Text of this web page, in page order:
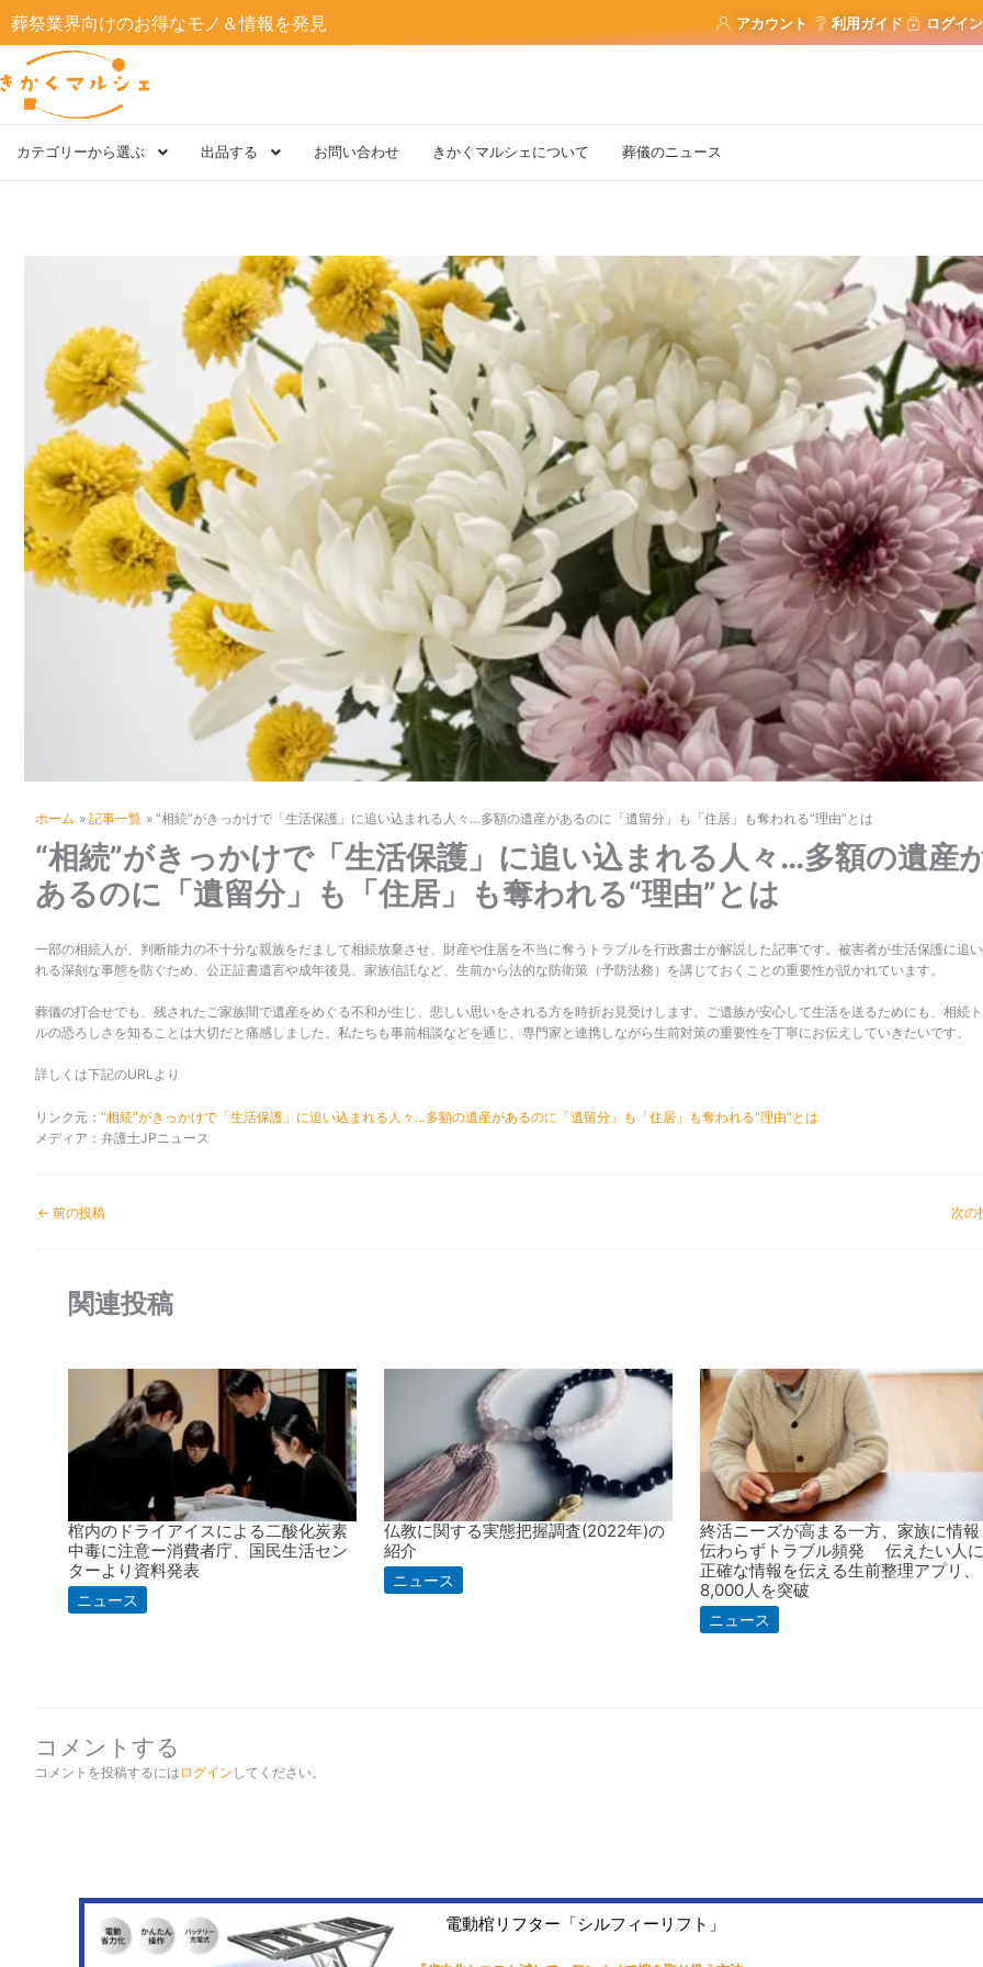
容
ス
キ
葬祭業界向けのお得なモノ＆情報を発見 アカウント 利用ガイド ログイン
カテゴリーから選ぶ 出品する お問い合わせ きかくマルシェについて 葬儀のニュース
ホーム 記事一覧 “相続”がきっかけで「生活保護」に追い込まれる人々…多額の遺産があるのに「遺留分」も「住居」も奪われる“理由”とは
“相続”がきっかけで「生活保護」に追い込まれる人々…多額の遺産
あるのに「遺留分」も「住居」も奪われる“理由”とは
一部の相続人が、判断能力の不十分な親族をだまして相続放棄させ、財産や住居を不当に奪うトラブルを行政書士が解説した記事です。被害者が生活保護に追
れる深刻な事態を防ぐため、公正証書遺言や成年後見、家族信託など、生前から法的な防衛策（予防法務）を講じておくことの重要性が説かれています。
葬儀の打合せでも、残されたご家族間で遺産をめぐる不和が生じ、悲しい思いをされる方を時折お見受けします。ご遺族が安心して生活を送るためにも、相続
ルの恐ろしさを知ることは大切だと痛感しました。私たちも事前相談などを通じ、専門家と連携しながら生前対策の重要性を丁寧にお伝えしていきたいです。
詳しくは下記のURLより
リンク元： “相続”がきっかけで「生活保護」に追い込まれる人々…多額の遺産があるのに「遺留分」も「住居」も奪われる“理由”とは
メディア：弁護士JPニュース
← 前の投稿 次の
関連投稿
棺内のドライアイスによる二酸化炭素
中毒に注意ー消費者庁、国民生活セン
ターより資料発表
ニュース
仏教に関する実態把握調査(2022年)の
紹介
ニュース
終活ニーズが高まる一方、家族に情報
伝わらずトラブル頻発 伝えたい人に
正確な情報を伝える生前整理アプリ、
8,000人を突破
ニュース
コメントする
コメントを投稿するには ログイン してください。
電動棺リフター「シルフィーリフト」